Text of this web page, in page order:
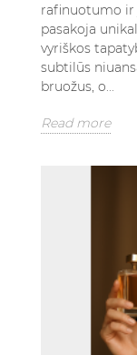
rafinuotumo ir
pasakoja
vyriškos
subtilūs
bruožus, o...
Read more